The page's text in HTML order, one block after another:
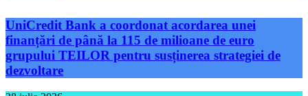
UniCredit Bank a coordonat acordarea unei
finanțări de până la 115 de milioane de euro
grupului TEILOR pentru susținerea strategiei de
dezvoltare